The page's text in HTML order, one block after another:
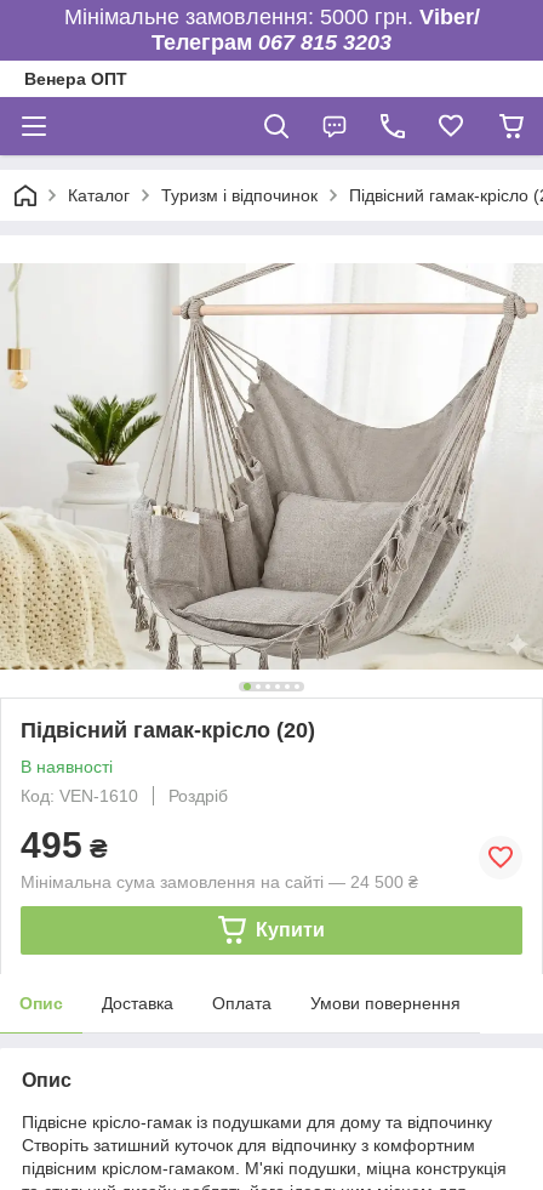
Мінімальне замовлення: 5000 грн. Viber/
Телеграм 067 815 3203
Венера ОПТ
Каталог Туризм і відпочинок Підвісний гамак-крісло
Підвісний гамак-крісло (20)
В наявності
Код: VEN-1610
Роздріб
495 ₴
Мінімальна сума замовлення на сайті — 24 500 ₴
Купити
Опис Доставка Оплата Умови повернення
Опис
Підвісне крісло-гамак із подушками для дому та відпочинку
Створіть затишний куточок для відпочинку з комфортним
підвісним кріслом-гамаком. М'які подушки, міцна конструкція